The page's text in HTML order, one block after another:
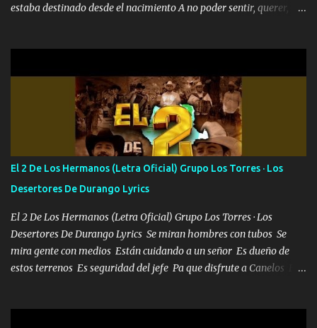
estaba destinado desde el nacimiento A no poder sentir, querer,
algunas que no lo entiendan Porque ahora soy su pesadilla, lo sé
Soy yo la octava maravilla, no lo niegues Tengo de rodillas a otras
cien Y por más que quieran no me detienen Soy yo la mente que
más brilla, lo ves Pa' mi la vida es tan sencilla No lo entenderías en
tu vida, y está bien Porque lo que tengo nadie lo tiene Una me está
escribiendo y la otra me va a llamar Quiere que vaya a verla y que
la invite a cenar Otras más me están pidiendo que las saque a
bailar Pero es que tengo un par de conciertos más que llenar Se
mueven solo por el interés P...
El 2 De Los Hermanos (Letra Oficial) Grupo Los Torres · Los
Desertores De Durango Lyrics
El 2 De Los Hermanos (Letra Oficial) Grupo Los Torres · Los
Desertores De Durango Lyrics Se miran hombres con tubos Se
mira gente con medios Están cuidando a un señor Es dueño de
estos terrenos Es seguridad del jefe Pa que disfrute a Canelos Es